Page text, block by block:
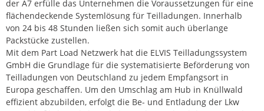
der A7 erfülle das Unternehmen die Voraussetzungen für eine
flächendeckende Systemlösung für Teilladungen. Innerhalb
von 24 bis 48 Stunden ließen sich somit auch überlange
Packstücke zustellen.
Mit dem Part Load Netzwerk hat die ELVIS Teilladungssystem
GmbH die Grundlage für die systematisierte Beförderung von
Teilladungen von Deutschland zu jedem Empfangsort in
Europa geschaffen. Um den Umschlag am Hub in Knüllwald
effizient abzubilden, erfolgt die Be- und Entladung der Lkw